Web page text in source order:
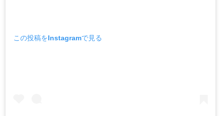
この投稿をInstagramで見る